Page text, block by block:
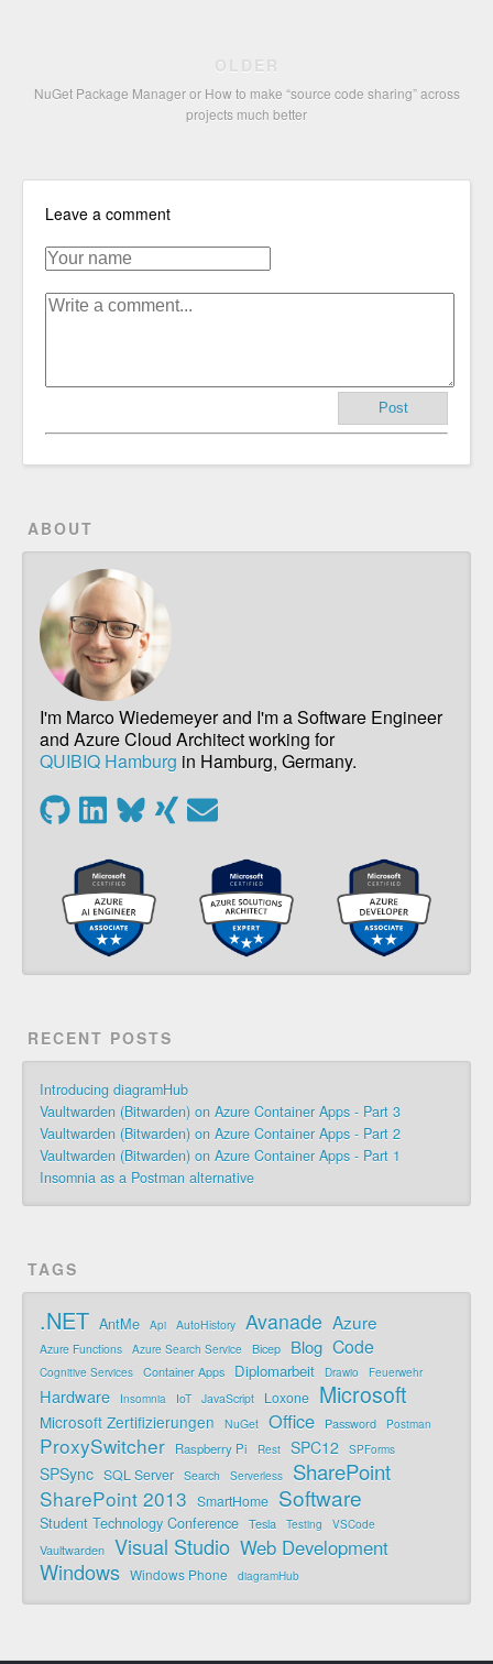
OLDER
NuGet Package Manager or How to make “source code sharing” across
projects much better
Leave a comment
Post
ABOUT
I'm Marco Wiedemeyer and I'm a Software Engineer
and Azure Cloud Architect working for
QUIBIQ Hamburg in Hamburg, Germany.
RECENT POSTS
Introducing diagramHub
Vaultwarden (Bitwarden) on Azure Container Apps - Part 3
Vaultwarden (Bitwarden) on Azure Container Apps - Part 2
Vaultwarden (Bitwarden) on Azure Container Apps - Part 1
Insomnia as a Postman alternative
TAGS
.NET AntMe Api AutoHistory Avanade Azure
Azure Functions Azure Search Service Bicep Blog Code
Cognitive Services Container Apps Diplomarbeit Drawio Feuerwehr
Hardware Insomnia IoT JavaScript Loxone Microsoft
Microsoft Zertifizierungen NuGet Office Password Postman
ProxySwitcher Raspberry Pi Rest SPC12 SPForms
SPSync SQL Server Search Serverless SharePoint
SharePoint 2013 SmartHome Software
Student Technology Conference Tesla Testing VSCode
Vaultwarden Visual Studio Web Development
Windows Windows Phone diagramHub